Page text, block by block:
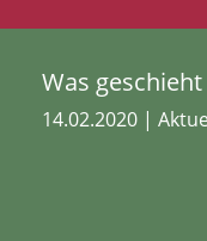
Was
14.02.2020 |